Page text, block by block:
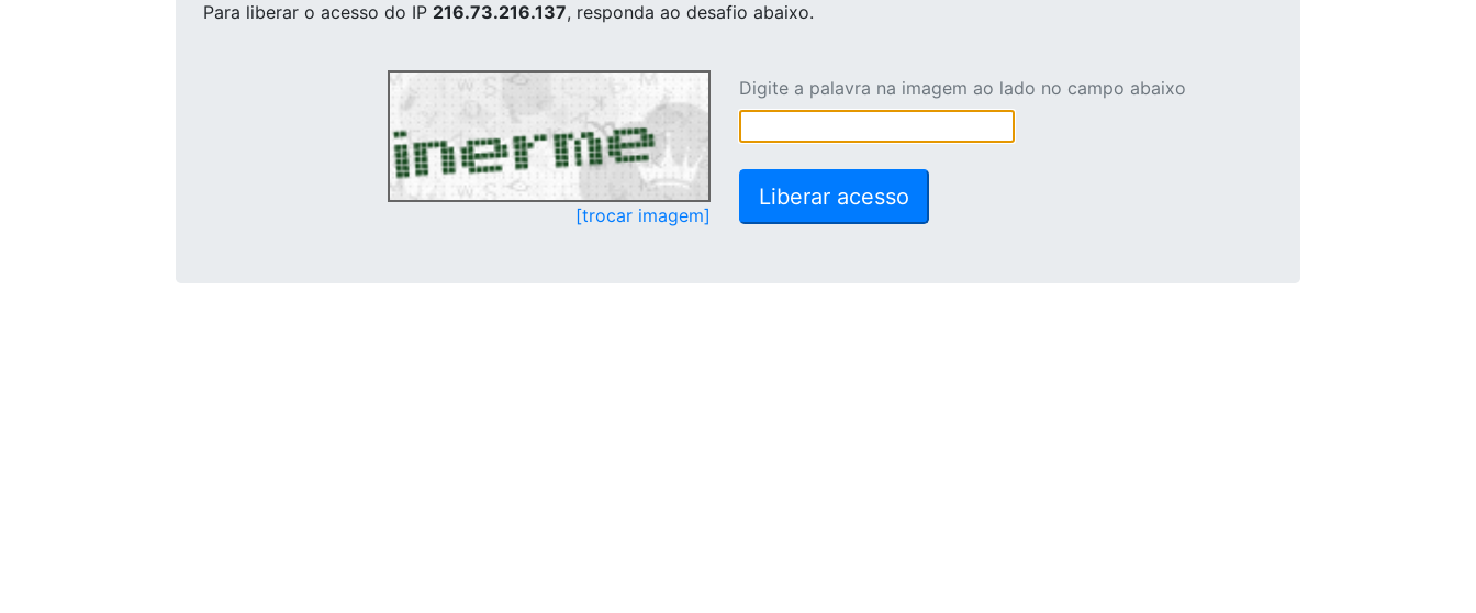
Para liberar o acesso do IP 216.73.216.137, responda ao desafio abaixo.
[trocar imagem]
Digite a palavra na imagem ao lado no campo abaixo